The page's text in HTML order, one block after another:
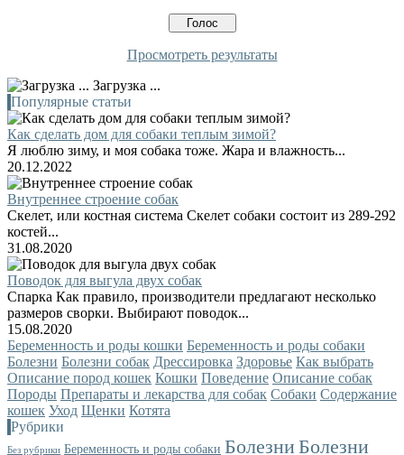
Просмотреть результаты
Загрузка ...
Популярные статьи
Как сделать дом для собаки теплым зимой?
Я люблю зиму, и моя собака тоже. Жара и влажность...
20.12.2022
Внутреннее строение собак
Скелет, или костная система Скелет собаки состоит из 289-292
костей...
31.08.2020
Поводок для выгула двух собак
Спарка Как правило, производители предлагают несколько
размеров сворки. Выбирают поводок...
15.08.2020
Беременность и роды кошки Беременность и роды собаки
Болезни Болезни собак Дрессировка Здоровье Как выбрать
Описание пород кошек Кошки Поведение Описание собак
Породы Препараты и лекарства для собак Собаки Содержание
кошек Уход Щенки Котята
Рубрики
Без рубрики Беременность и роды собаки БолезниБолезни